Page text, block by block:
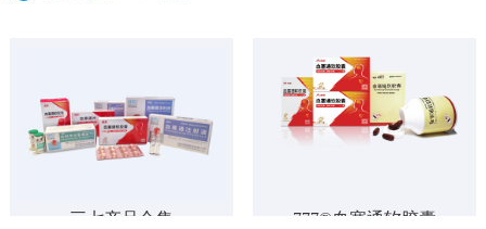
三七产品合集 777®血塞通软胶囊